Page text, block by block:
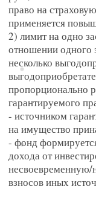
право на
применяется
2) лимит на одно
отношении одного
несколько
пропорционально
гарантируемого
- источником
на имущество
- фонд
дохода от
несвоевременную/
взносов иных